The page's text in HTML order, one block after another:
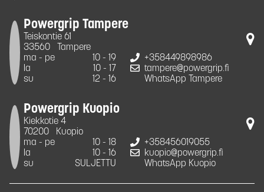
Powergrip Tampere
Teiskontie 61
33560
Tampere
ma - pe
10 - 19
la
10 - 17
su
12 - 16
+358449898986
tampere@powergrip.fi
WhatsApp Tampere
Powergrip Kuopio
Kiekkotie 4
70200
Kuopio
ma - pe
10 - 18
la
10 - 16
su
SULJETTU
+358456019055
kuopio@powergrip.fi
WhatsApp Kuopio